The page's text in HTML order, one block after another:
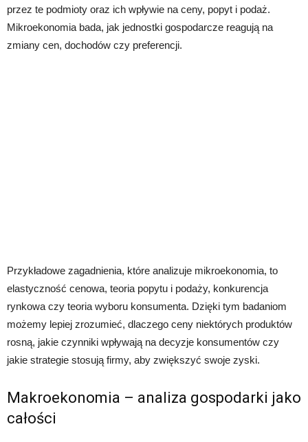
przez te podmioty oraz ich wpływie na ceny, popyt i podaż.
Mikroekonomia bada, jak jednostki gospodarcze reagują na
zmiany cen, dochodów czy preferencji.
Przykładowe zagadnienia, które analizuje mikroekonomia, to
elastyczność cenowa, teoria popytu i podaży, konkurencja
rynkowa czy teoria wyboru konsumenta. Dzięki tym badaniom
możemy lepiej zrozumieć, dlaczego ceny niektórych produktów
rosną, jakie czynniki wpływają na decyzje konsumentów czy
jakie strategie stosują firmy, aby zwiększyć swoje zyski.
Makroekonomia – analiza gospodarki jako
całości